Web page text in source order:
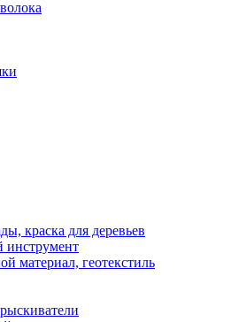
краска для деревьев
инструмент
материал, геотекстиль